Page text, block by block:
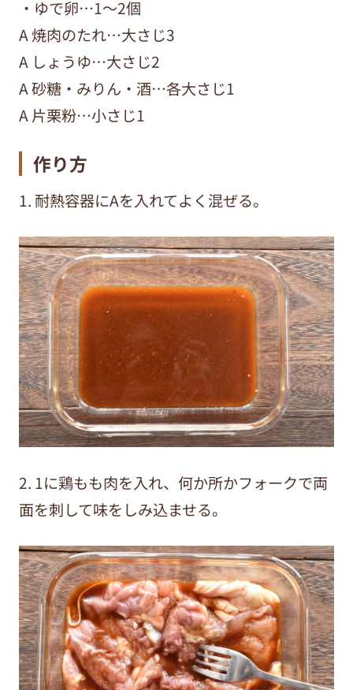
・ゆで卵…1～2個
A 焼肉のたれ…大さじ3
A しょうゆ…大さじ2
A 砂糖・みりん・酒…各大さじ1
A 片栗粉…小さじ1
作り方
1. 耐熱容器にAを入れてよく混ぜる。
2. 1に鶏もも肉を入れ、何か所かフォークで両
面を刺して味をしみ込ませる。